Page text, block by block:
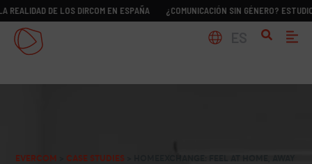
DE LOS DIRCOM EN ESPAÑA ¿COMUNICACIÓN SIN GÉNERO? ESTUDIO
EVERCOM CASE STUDIES